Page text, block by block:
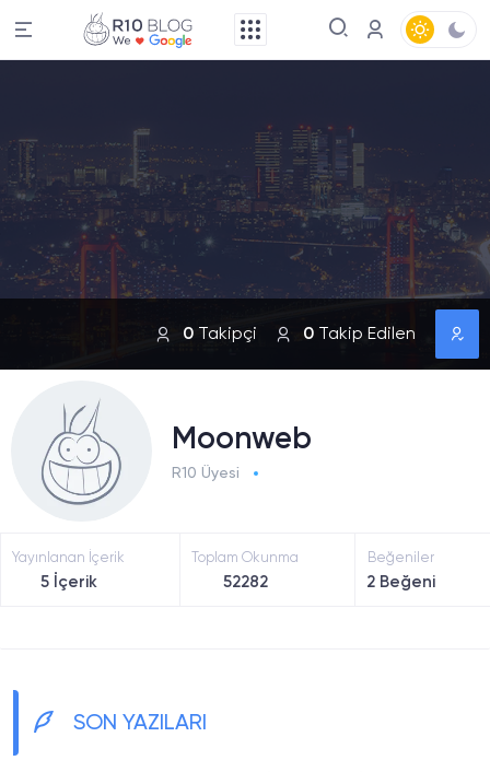
0 Takipçi 0 Takip Edilen
Moonweb
R10 Üyesi
Yayınlanan İçerik
5 İçerik
Toplam Okunma
52282
Beğeniler
2 Beğeni
SON YAZILARI